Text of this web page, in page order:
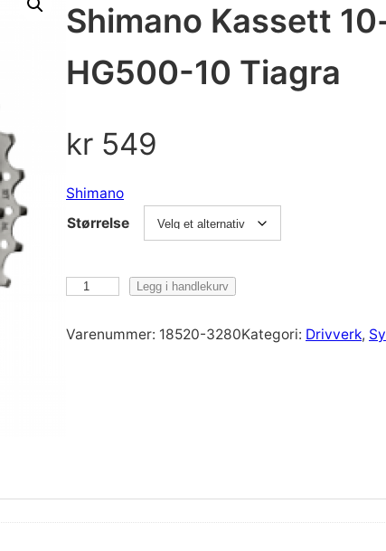
Shimano Kassett
HG500-10 Tiagra
kr 549
Shimano
Størrelse
i
s
e
Legg i handlekurv
Varenummer: 18520-3280Kategori: Drivverk,